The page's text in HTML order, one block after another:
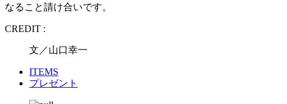
なること請け合いです。
CREDIT :
文／山口幸一
ITEMS
プレゼント